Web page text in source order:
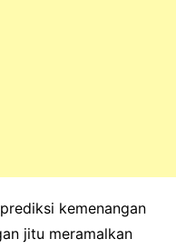
kemenangan
jitu meramalkan